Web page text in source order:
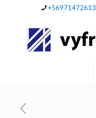
+56971472613